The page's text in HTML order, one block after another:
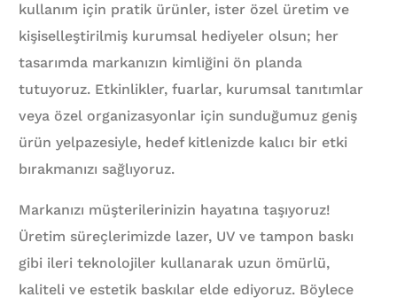
kullanım için pratik ürünler, ister özel üretim ve
kişiselleştirilmiş kurumsal hediyeler olsun; her
tasarımda markanızın kimliğini ön planda
tutuyoruz. Etkinlikler, fuarlar, kurumsal tanıtımlar
veya özel organizasyonlar için sunduğumuz geniş
ürün yelpazesiyle, hedef kitlenizde kalıcı bir etki
bırakmanızı sağlıyoruz.
Markanızı müşterilerinizin hayatına taşıyoruz!
Üretim süreçlerimizde lazer, UV ve tampon baskı
gibi ileri teknolojiler kullanarak uzun ömürlü,
kaliteli ve estetik baskılar elde ediyoruz. Böylece